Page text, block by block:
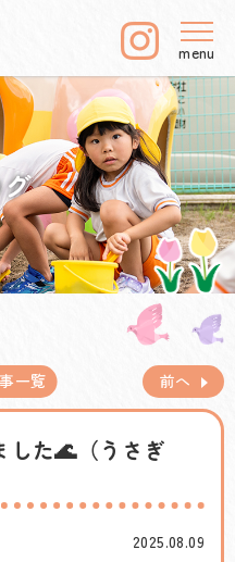
menu
前へ
一覧
した🌊（うさぎ
2025.08.09